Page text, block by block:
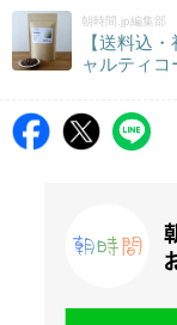
朝時間.jp編集部
【送料込
ャルティ